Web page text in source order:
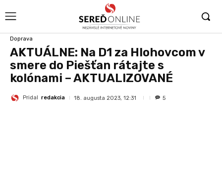
Doprava
AKTUÁLNE: Na D1 za Hlohovcom v
smere do Piešťan rátajte s
kolónami – AKTUALIZOVANÉ
Pridal redakcia 18. augusta 2023, 12:31 5